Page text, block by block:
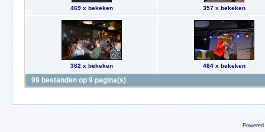
469 x bekeken 357 x bekeken
362 x bekeken 484 x bekeken
99 bestanden op 9 pagina(s)